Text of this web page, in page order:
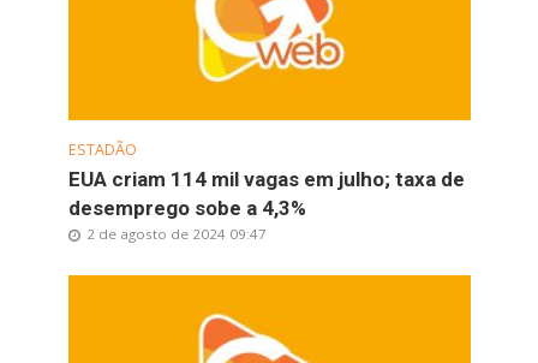
ESTADÃO
EUA criam 114 mil vagas em julho; taxa de
desemprego sobe a 4,3%
2 de agosto de 2024 09:47